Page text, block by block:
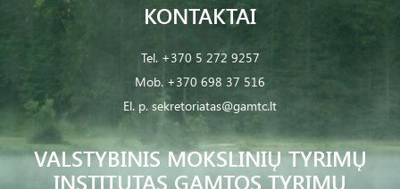
VALSTYBINIS MOKSLINIŲ TYRIMŲ
INSTITUTAS GAMTOS TYRIMŲ
KONTAKTAI
Tel. +370 5 272 9257
Mob. +370 698 37 516
El. p. sekretoriatas@gamtc.lt